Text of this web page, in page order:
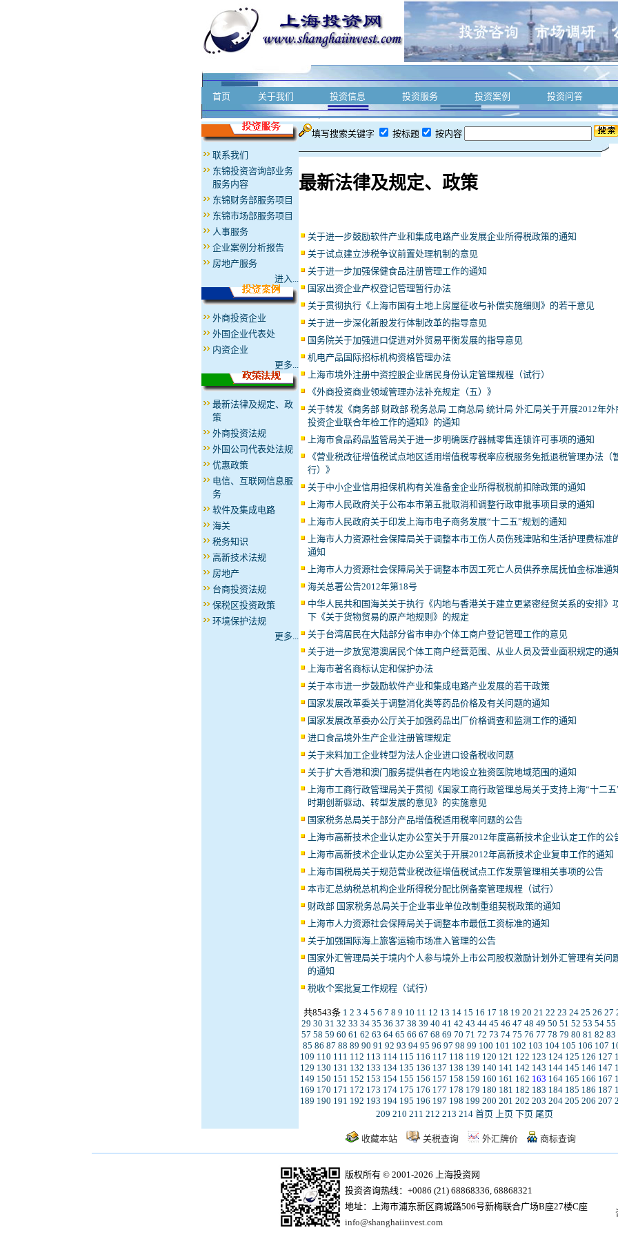
首页 关于我们 投资信息 投资服务 投资案例 投资问答
联系我们
东锦投资咨询部业务
服务内容
东锦财务部服务项目
东锦市场部服务项目
人事服务
企业案例分析报告
房地产服务
进入...
外商投资企业
外国企业代表处
内资企业
更多...
最新法律及规定、政
策
外商投资法规
外国公司代表处法规
优惠政策
电信、互联网信息服
务
软件及集成电路
海关
税务知识
高新技术法规
房地产
台商投资法规
保税区投资政策
环境保护法规
更多...
填写搜索关键字 按标题 按内容
最新法律及规定、政策
关于进一步鼓励软件产业和集成电路产业发展企业所得税政策的通知
关于试点建立涉税争议前置处理机制的意见
关于进一步加强保健食品注册管理工作的通知
国家出资企业产权登记管理暂行办法
关于贯彻执行《上海市国有土地上房屋征收与补偿实施细则》的若干意见
关于进一步深化新股发行体制改革的指导意见
国务院关于加强进口促进对外贸易平衡发展的指导意见
机电产品国际招标机构资格管理办法
上海市境外注册中资控股企业居民身份认定管理规程（试行）
《外商投资商业领域管理办法补充规定（五）》
关于转发《商务部 财政部 税务总局 工商总局 统计局 外汇局关于开展2012年外
投资企业联合年检工作的通知》的通知
上海市食品药品监管局关于进一步明确医疗器械零售连锁许可事项的通知
《营业税改征增值税试点地区适用增值税零税率应税服务免抵退税管理办法（
行）》
关于中小企业信用担保机构有关准备金企业所得税税前扣除政策的通知
上海市人民政府关于公布本市第五批取消和调整行政审批事项目录的通知
上海市人民政府关于印发上海市电子商务发展“十二五”规划的通知
上海市人力资源社会保障局关于调整本市工伤人员伤残津贴和生活护理费标准
通知
上海市人力资源社会保障局关于调整本市因工死亡人员供养亲属抚恤金标准通
海关总署公告2012年第18号
中华人民共和国海关关于执行《内地与香港关于建立更紧密经贸关系的安排》
下《关于货物贸易的原产地规则》的规定
关于台湾居民在大陆部分省市申办个体工商户登记管理工作的意见
关于进一步放宽港澳居民个体工商户经营范围、从业人员及营业面积规定的通
上海市著名商标认定和保护办法
关于本市进一步鼓励软件产业和集成电路产业发展的若干政策
国家发展改革委关于调整消化类等药品价格及有关问题的通知
国家发展改革委办公厅关于加强药品出厂价格调查和监测工作的通知
进口食品境外生产企业注册管理规定
关于来料加工企业转型为法人企业进口设备税收问题
关于扩大香港和澳门服务提供者在内地设立独资医院地域范围的通知
上海市工商行政管理局关于贯彻《国家工商行政管理总局关于支持上海“十二五
时期创新驱动、转型发展的意见》的实施意见
国家税务总局关于部分产品增值税适用税率问题的公告
上海市高新技术企业认定办公室关于开展2012年度高新技术企业认定工作的公
上海市高新技术企业认定办公室关于开展2012年高新技术企业复审工作的通知
上海市国税局关于规范营业税改征增值税试点工作发票管理相关事项的公告
本市汇总纳税总机构企业所得税分配比例备案管理规程（试行）
财政部 国家税务总局关于企业事业单位改制重组契税政策的通知
上海市人力资源社会保障局关于调整本市最低工资标准的通知
关于加强国际海上旅客运输市场准入管理的公告
国家外汇管理局关于境内个人参与境外上市公司股权激励计划外汇管理有关问
的通知
税收个案批复工作规程（试行）
共8543条 1 2 3 4 5 6 7 8 9 10 11 12 13 14 15 16 17 18 19 20 21 22 23 24 25 26 27
29 30 31 32 33 34 35 36 37 38 39 40 41 42 43 44 45 46 47 48 49 50 51 52 53 54 55
57 58 59 60 61 62 63 64 65 66 67 68 69 70 71 72 73 74 75 76 77 78 79 80 81 82 83
85 86 87 88 89 90 91 92 93 94 95 96 97 98 99 100 101 102 103 104 105 106 107
109 110 111 112 113 114 115 116 117 118 119 120 121 122 123 124 125 126 127
129 130 131 132 133 134 135 136 137 138 139 140 141 142 143 144 145 146 147
149 150 151 152 153 154 155 156 157 158 159 160 161 162 163 164 165 166 167
169 170 171 172 173 174 175 176 177 178 179 180 181 182 183 184 185 186 187
189 190 191 192 193 194 195 196 197 198 199 200 201 202 203 204 205 206 207
209 210 211 212 213 214 首页 上页 下页 尾页
收藏本站 关税查询 外汇牌价 商标查询
版权所有 © 2001-2026 上海投资网
投资咨询热线：+0086 (21) 68868336, 68868321
地址：上海市浦东新区商城路506号新梅联合广场B座27楼C座
info@shanghaiinvest.com